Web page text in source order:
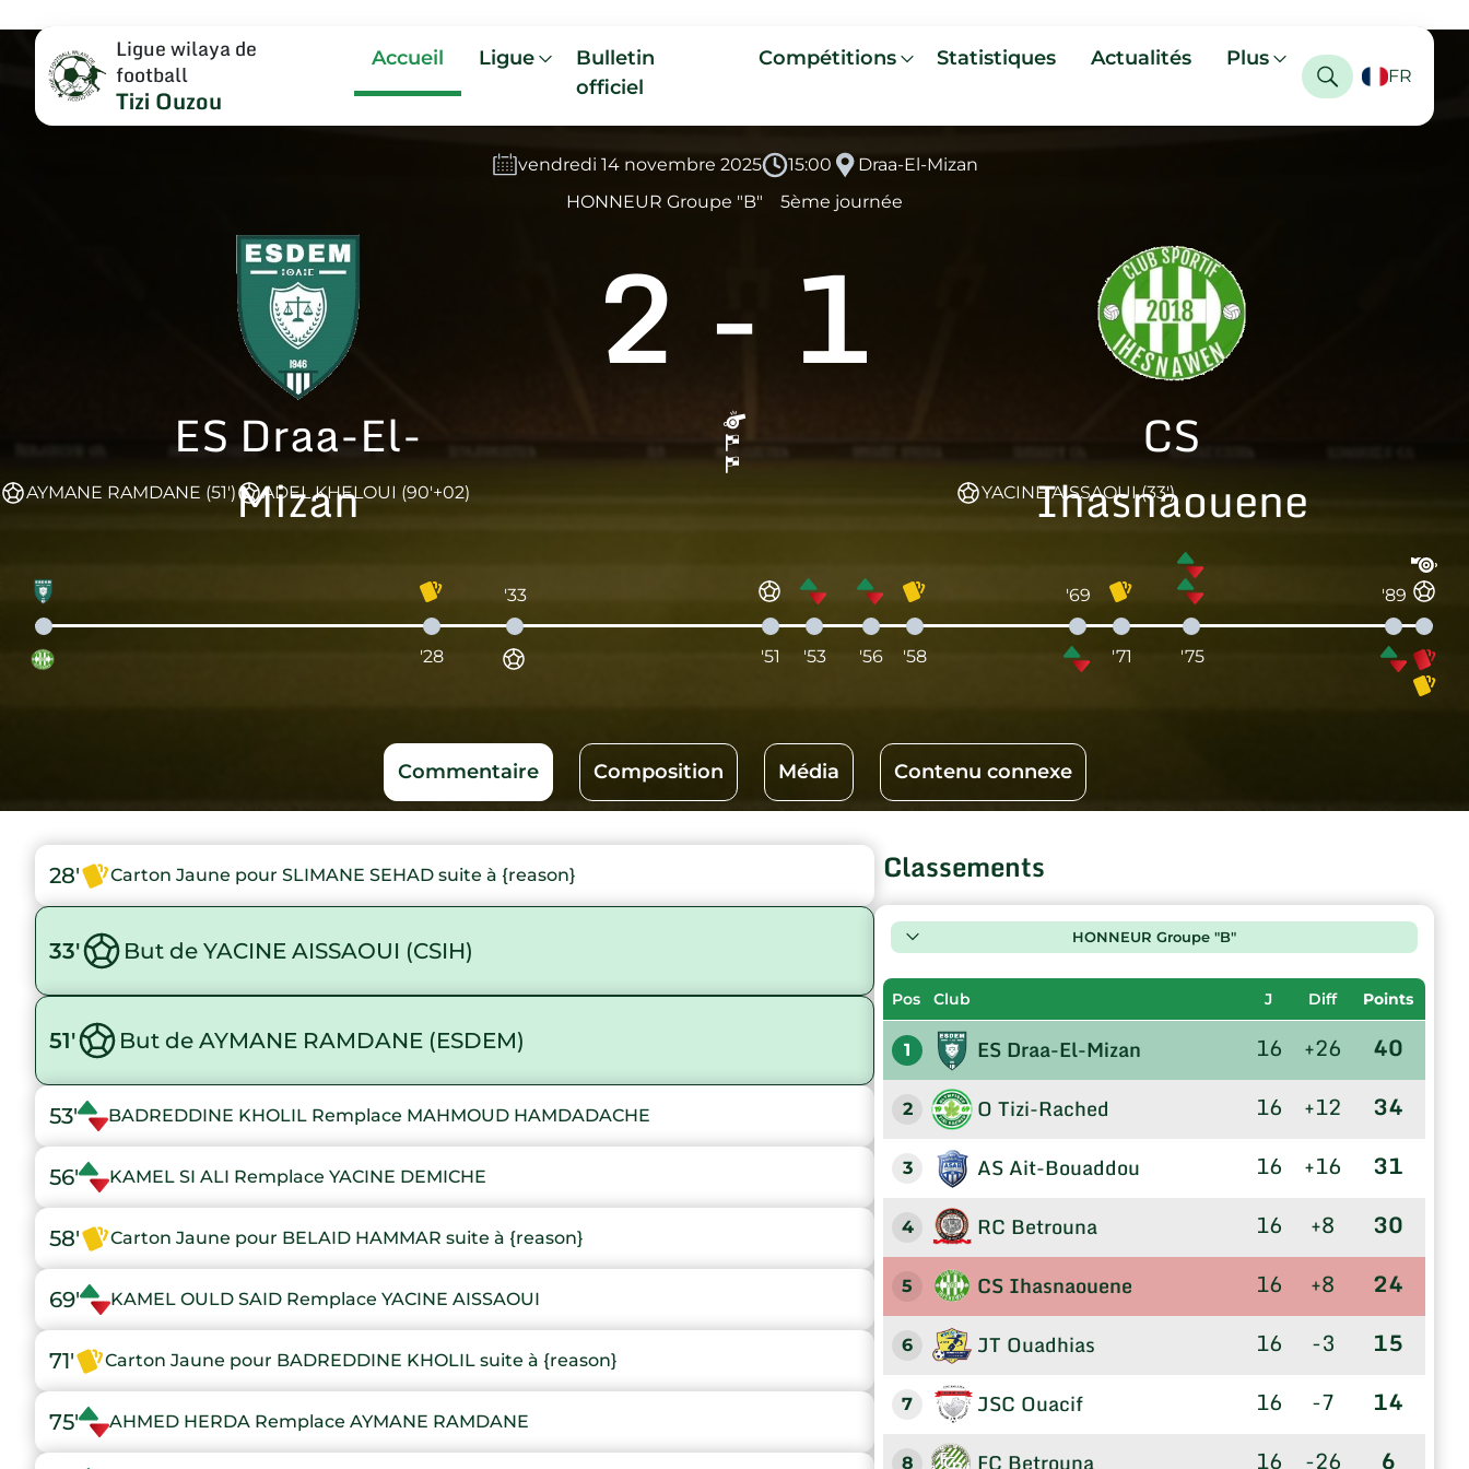
Ligue wilaya de
football
Tizi Ouzou
Accueil Ligue
Bulletin
officiel
Compétitions Statistiques Actualités Plus
FR
vendredi 14 novembre 2025 15:00
Draa-El-Mizan
HONNEUR Groupe "B"
5ème journée
ES Draa-El-
Mizan
2 - 1
CS
Ihasnaouene
AYMANE RAMDANE (51') ADEL KHELOUI (90'+02) YACINE AISSAOUI (33')
'28
'33
'51 '53 '56 '58
'69
'71 '75
'89
Commentaire Composition Média Contenu connexe
28' Carton Jaune pour SLIMANE SEHAD suite à {reason}
33' But de YACINE AISSAOUI (CSIH)
51' But de AYMANE RAMDANE (ESDEM)
53' BADREDDINE KHOLIL Remplace MAHMOUD HAMDADACHE
56' KAMEL SI ALI Remplace YACINE DEMICHE
58' Carton Jaune pour BELAID HAMMAR suite à {reason}
69' KAMEL OULD SAID Remplace YACINE AISSAOUI
71' Carton Jaune pour BADREDDINE KHOLIL suite à {reason}
75' AHMED HERDA Remplace AYMANE RAMDANE
Classements
HONNEUR Groupe "B"
Pos Club J Diff Points
1 ES Draa-El-Mizan 16 +26 40
2 O Tizi-Rached 16 +12 34
3 AS Ait-Bouaddou 16 +16 31
4 RC Betrouna 16 +8 30
5 CS Ihasnaouene 16 +8 24
6 JT Ouadhias 16 -3 15
7 JSC Ouacif 16 -7 14
8 16 -26 6